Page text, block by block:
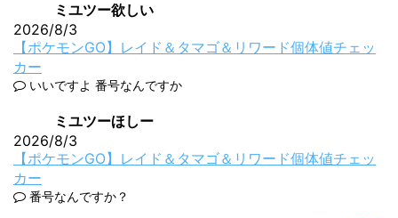
ミユツー欲しい
2026/8/3
【ポケモンGO】レイド＆タマゴ＆リワード個体値チェッ
カー
いいですよ 番号なんですか
ミユツーほしー
2026/8/3
【ポケモンGO】レイド＆タマゴ＆リワード個体値チェッ
カー
番号なんですか？